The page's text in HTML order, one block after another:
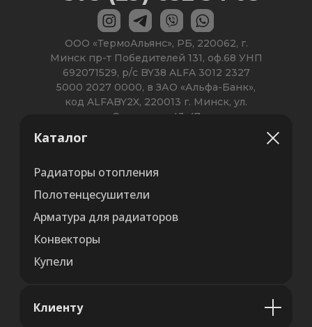
Каталог
Радиаторы отопления
Полотенцесушители
Арматура для радиаторов
Конвекторы
Купели
Клиенту